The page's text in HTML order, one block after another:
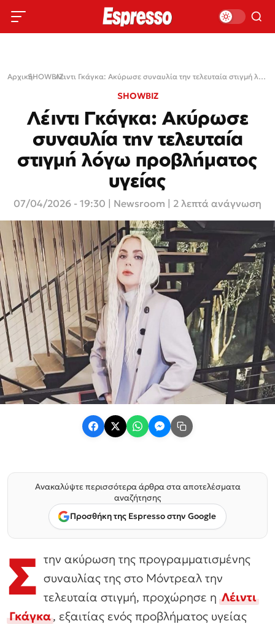
Αρχική›
SHOWBIZ› Λέιντι Γκάγκα: Ακύρωσε συναυλία την τελευταία στιγμή λόγω προβλήματος υγείας
SHOWBIZ
Λέιντι Γκάγκα: Ακύρωσε
συναυλία την τελευταία
στιγμή λόγω προβλήματος
υγείας
07/04/2026 - 19:30 Newsroom | 2 λεπτά ανάγνωση
Ανακαλύψτε περισσότερα άρθρα στα αποτελέσματα
αναζήτησης
Προσθήκη της Espresso στην Google
Σ την ακύρωση της προγραμματισμένης
συναυλίας της στο Μόντρεαλ την
τελευταία στιγμή, προχώρησε ηΛέιντι
Γκάγκα, εξαιτίας ενός προβλήματος υγείας